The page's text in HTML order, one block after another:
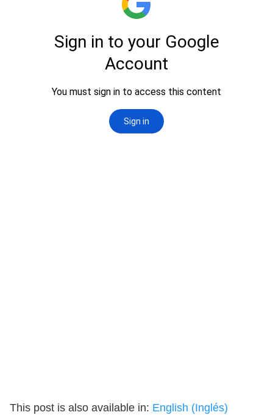
This post is also available in: English (Inglés)